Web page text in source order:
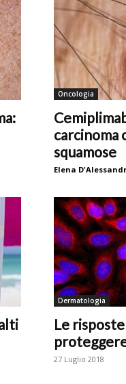
Oncologia
carcinoma
squamose
Elena
Dermatologia
Le
27 Luglio 2018